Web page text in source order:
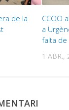
de la
CCOO
a
falta de
1 ABR.,